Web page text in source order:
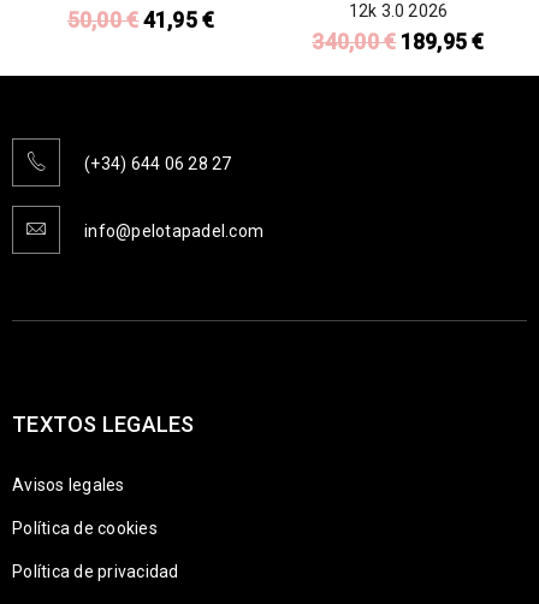
50,00€41,95€
12k 3.0 2026
340,00€ 189,95€
(+34) 644 06 28 27
info@pelotapadel.com
TEXTOS LEGALES
Avisos legales
Política de cookies
Política de privacidad